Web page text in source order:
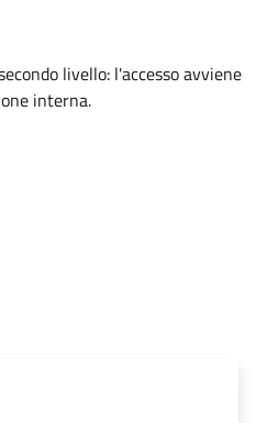
livello: l'accesso avviene
interna.